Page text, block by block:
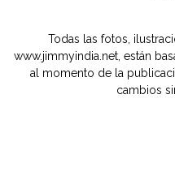
Todas las fotos,
www.jimmyindia.net, están
al momento de la
cambios